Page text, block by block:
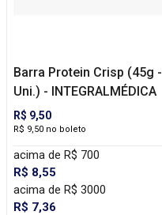
Barra Protein Crisp (45g -
Uni.) - INTEGRALMÉDICA
R$ 9,50
R$ 9,50 no boleto
acima de R$ 700
R$ 8,55
acima de R$ 3000
R$ 7,36